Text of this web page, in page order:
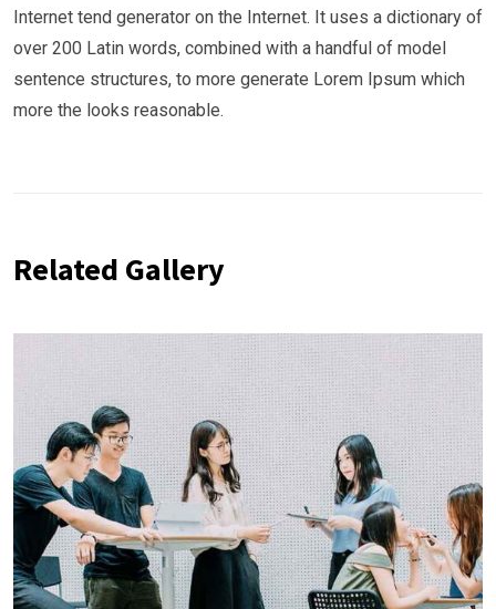
Internet tend generator on the Internet. It uses a dictionary of
over 200 Latin words, combined with a handful of model
sentence structures, to more generate Lorem Ipsum which
more the looks reasonable.
Related Gallery